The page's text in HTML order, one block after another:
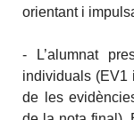
orientant i
- L’alumnat
individuals (EV1
de les